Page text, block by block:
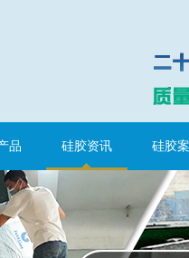
品 硅胶资讯 硅胶